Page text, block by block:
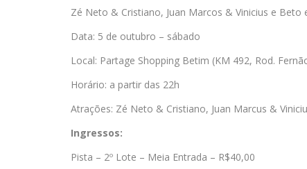
Zé Neto & Cristiano, Juan Marcos & Vinicius e
Data: 5 de outubro – sábado
Local: Partage Shopping Betim (KM 492, Rod.
Horário: a partir das 22h
Atrações: Zé Neto & Cristiano, Juan Marcus &
Ingressos:
Pista – 2º Lote – Meia Entrada – R$40,00